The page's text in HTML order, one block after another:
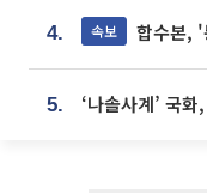
4. 속보 합수본, '통계
5.